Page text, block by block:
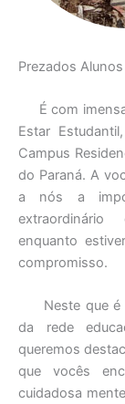
Prezados
É com imensa
Estar
Campus
do Paraná. A
a nós a
extraordinário
enquanto
compromisso.
Neste que é
da rede
queremos
que vocês
cuidadosa